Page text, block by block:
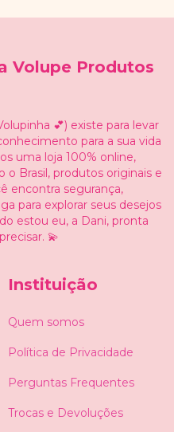
Volupe Produtos
💕) existe para levar
para a sua vida
uma loja 100% online,
Brasil, produtos originais e
encontra segurança,
para explorar seus desejos
estou eu, a Dani, pronta
💫
Instituição
Quem somos
Política de Privacidade
Perguntas Frequentes
Trocas e Devoluções